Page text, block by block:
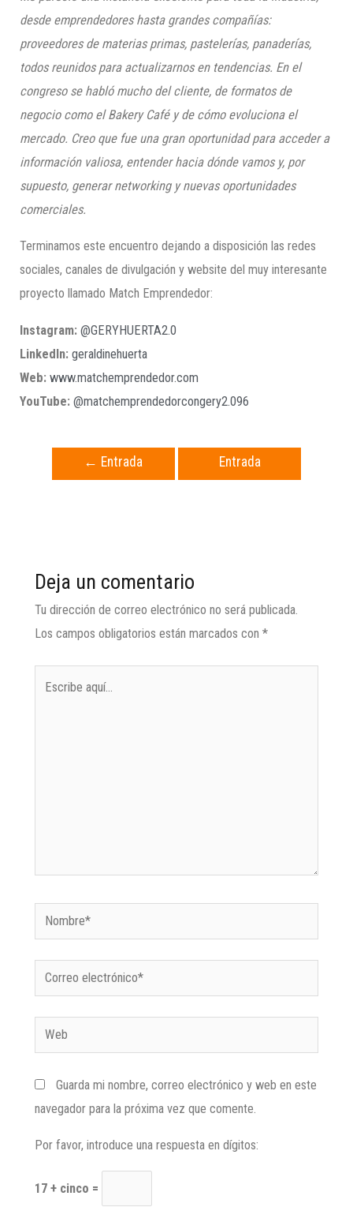
desde emprendedores hasta grandes compañías:
proveedores de materias primas, pastelerías, panaderías,
todos reunidos para actualizarnos en tendencias. En el
congreso se habló mucho del cliente, de formatos de
negocio como el Bakery Café y de cómo evoluciona el
mercado. Creo que fue una gran oportunidad para acceder a
información valiosa, entender hacia dónde vamos y, por
supuesto, generar networking y nuevas oportunidades
comerciales.
Terminamos este encuentro dejando a disposición las redes
sociales, canales de divulgación y website del muy interesante
proyecto llamado Match Emprendedor:
Instagram: @GERYHUERTA2.0
LinkedIn: geraldinehuerta
Web: www.matchemprendedor.com
YouTube: @matchemprendedorcongery2.096
← Entrada
Entrada
Deja un comentario
Tu dirección de correo electrónico no será publicada.
Los campos obligatorios están marcados con *
Guarda mi nombre, correo electrónico y web en este
navegador para la próxima vez que comente.
Por favor, introduce una respuesta en dígitos:
17 + cinco =